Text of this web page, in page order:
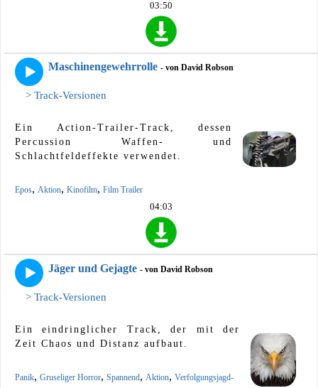
03:50
Maschinengewehrrolle - von David Robson
> Track-Versionen
Ein Action-Trailer-Track, dessen
Percussion Waffen- und
Schlachtfeldeffekte verwendet.
Epos, Aktion, Kinofilm, Film Trailer
04:03
Jäger und Gejagte - von David Robson
> Track-Versionen
Ein eindringlicher Track, der mit der
Zeit Chaos und Distanz aufbaut.
Panik, Gruseliger Horror, Spannend, Aktion, Verfolgungsjagd-